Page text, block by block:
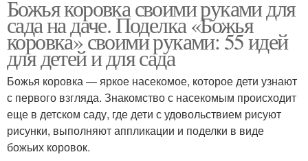
Божья коровка своими руками для
сада на даче. Поделка «Божья
коровка» своими руками: 55 идей
для детей и для сада
Божья коровка — яркое насекомое, которое дети узнают
с первого взгляда. Знакомство с насекомым происходит
еще в детском саду, где дети с удовольствием рисуют
рисунки, выполняют аппликации и поделки в виде
божьих коровок.